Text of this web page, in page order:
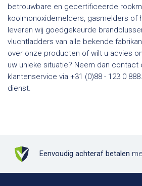
betrouwbare en gecertificeerde
koolmonoxidemelders, gasmelders of
leveren wij goedgekeurde
vluchtladders van alle bekende
over onze producten of wilt u advies
uw unieke situatie? Neem dan contact
klantenservice via +31 (0)88 - 123 0
dienst.
Eenvoudig achteraf betalen